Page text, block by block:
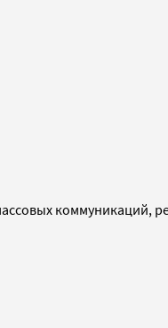
коммуникаций,